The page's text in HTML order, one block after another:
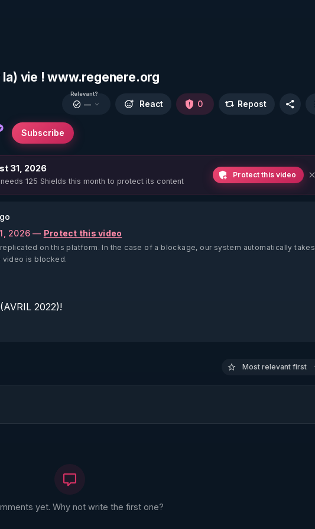
vie ! www.regenere.org
Subscribe
Relevant?
— React 0 Repost
31, 2026
125 Shields this month to protect its content
Protect this video
2026 — Protect this video
on this platform. In the case of a blockage, our system automatically takes
video is blocked.
2022)!
Most relevant first
yet. Why not write the first one?